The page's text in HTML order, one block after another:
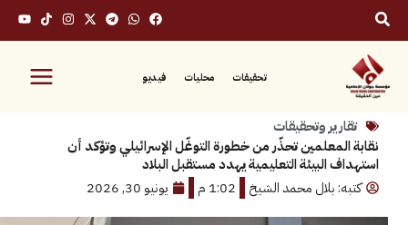
محليات فيديو
وتحقيقات
تحذّر من خطورة التوغّل الإسرائيلي وتؤكد أن
البيئة التعليمية يهدد مستقبل البلاد
بلال محمد الشيخ
1:02 م يونيو 30, 2026